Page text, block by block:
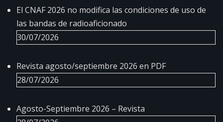
El CNAF 2026 no modifica las condiciones de uso de
las bandas de radioaficionado
30/07/2026
Revista agosto/septiembre 2026 en PDF
28/07/2026
Agosto-Septiembre 2026 – Revista